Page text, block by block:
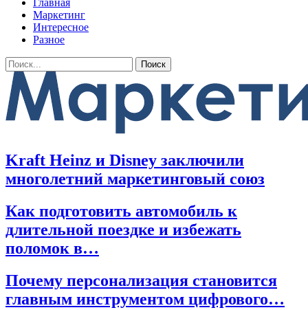
Маркетинг
Интересное
Разное
Kraft Heinz и Disney заключили
многолетний маркетинговый союз
Как подготовить автомобиль к
длительной поездке и избежать
поломок в…
Почему персонализация становится
главным инструментом цифрового…